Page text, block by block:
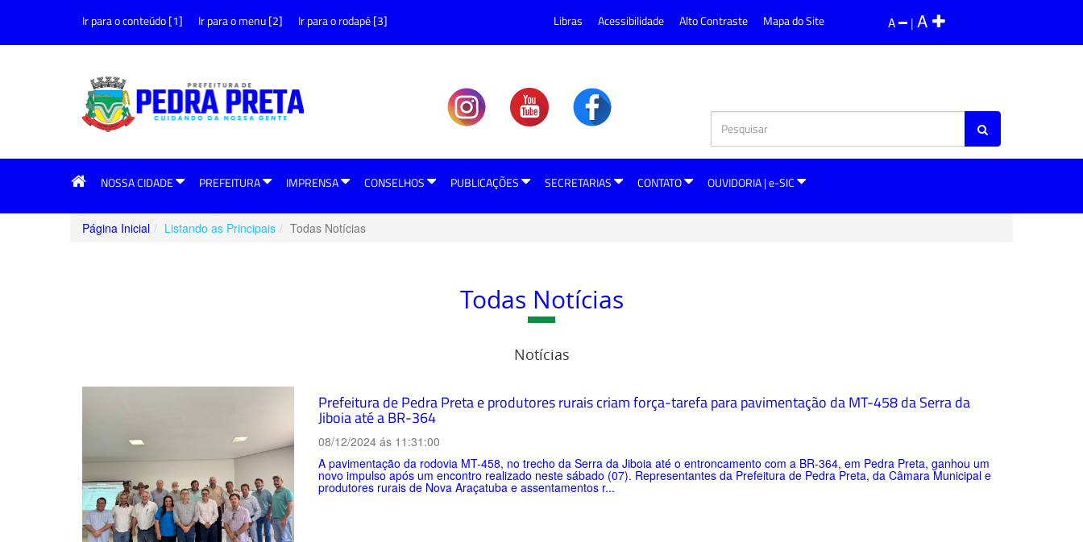
Ir para o conteúdo [1] Ir para o menu [2] Ir para o rodapé [3] A | A
Libras Acessibilidade Alto Contraste Mapa do Site
NOSSA CIDADE PREFEITURA IMPRENSA CONSELHOS PUBLICAÇÕES SECRETARIAS CONTATO OUVIDORIA | e-SIC
Página Inicial Listando as Principais Todas Notícias
Todas Notícias
Notícias
Prefeitura de Pedra Preta e produtores rurais criam força-tarefa para pavimentação da MT-458 da Serra da
Jiboia até a BR-364
08/12/2024 ás 11:31:00
A pavimentação da rodovia MT-458, no trecho da Serra da Jiboia até o entroncamento com a BR-364, em Pedra Preta, ganhou um
novo impulso após um encontro realizado neste sábado (07). Representantes da Prefeitura de Pedra Preta, da Câmara Municipal e
produtores rurais de Nova Araçatuba e assentamentos r...